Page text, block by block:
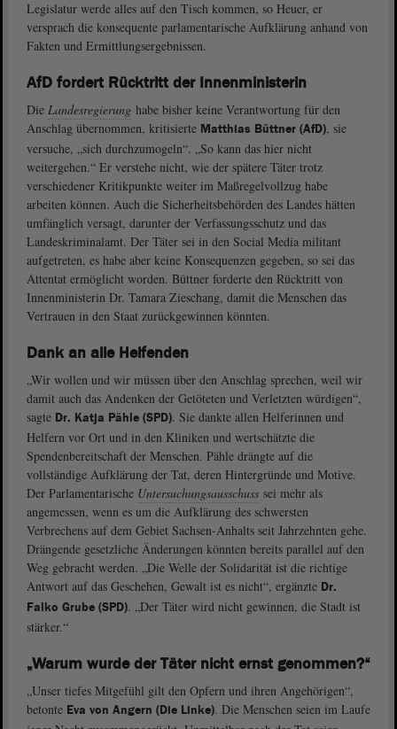
Legislatur werde alles auf den Tisch kommen, so Heuer, er
versprach die konsequente parlamentarische Aufklärung anhand von
Fakten und Ermittlungsergebnissen.
AfD fordert Rücktritt der Innenministerin
Die Landesregierung habe bisher keine Verantwortung für den
Anschlag übernommen, kritisierte Matthias Büttner (AfD), sie
versuche, „sich durchzumogeln“. „So kann das hier nicht
weitergehen.“ Er verstehe nicht, wie der spätere Täter trotz
verschiedener Kritikpunkte weiter im Maßregelvollzug habe
arbeiten können. Auch die Sicherheitsbehörden des Landes hätten
umfänglich versagt, darunter der Verfassungsschutz und das
Landeskriminalamt. Der Täter sei in den Social Media militant
aufgetreten, es habe aber keine Konsequenzen gegeben, so sei das
Attentat ermöglicht worden. Büttner forderte den Rücktritt von
Innenministerin Dr. Tamara Zieschang, damit die Menschen das
Vertrauen in den Staat zurückgewinnen könnten.
Dank an alle Helfenden
„Wir wollen und wir müssen über den Anschlag sprechen, weil wir
damit auch das Andenken der Getöteten und Verletzten würdigen“,
sagte Dr. Katja Pähle (SPD). Sie dankte allen Helferinnen und
Helfern vor Ort und in den Kliniken und wertschätzte die
Spendenbereitschaft der Menschen. Pähle drängte auf die
vollständige Aufklärung der Tat, deren Hintergründe und Motive.
Der Parlamentarische Untersuchungsausschuss sei mehr als
angemessen, wenn es um die Aufklärung des schwersten
Verbrechens auf dem Gebiet Sachsen-Anhalts seit Jahrzehnten gehe.
Drängende gesetzliche Änderungen könnten bereits parallel auf den
Weg gebracht werden. „Die Welle der Solidarität ist die richtige
Antwort auf das Geschehen, Gewalt ist es nicht“, ergänzte Dr.
Falko Grube (SPD). „Der Täter wird nicht gewinnen, die Stadt ist
stärker.“
„Warum wurde der Täter nicht ernst genommen?“
„Unser tiefes Mitgefühl gilt den Opfern und ihren Angehörigen“,
betonte Eva von Angern (Die Linke). Die Menschen seien im Laufe